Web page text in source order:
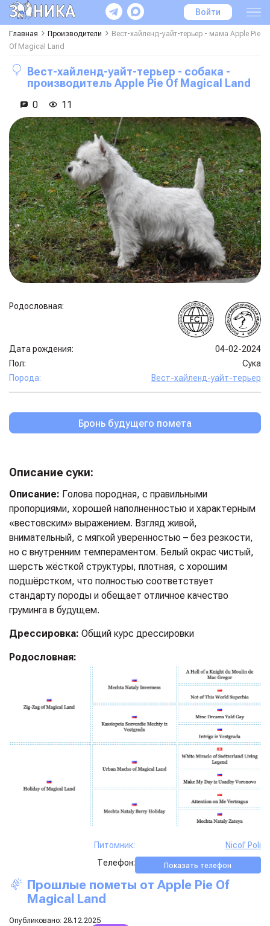
Войти
Главная Производители Вест-хайленд-уайт-терьер - мама Apple Pie
Of Magical Land
Вест-хайленд-уайт-терьер - собака -
производитель Apple Pie Of Magical Land
0 11
Родословная:
Дата рождения:
04-02-2024
Пол:
Сука
Порода:
Вест-хайленд-уайт-терьер
Бронь будущего помета
Описание суки:
Описание: Голова породная, с правильными
пропорциями, хорошей наполненностью и характерным
«вестовским» выражением. Взгляд живой,
внимательный, с мягкой уверенностью – без резкости,
но с внутренним темпераментом. Белый окрас чистый,
шерсть жёсткой структуры, плотная, с хорошим
подшёрстком, что полностью соответствует
стандарту породы и обещает отличное качество
груминга в будущем.
Дрессировка: Общий курс дрессировки
Родословная:
Питомник:
Nicol’ Poli
Телефон:
Показать телефон
Прошлые пометы от Apple Pie Of
Magical Land
Опубликовано: 28.12.2025